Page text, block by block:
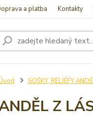
a platba Kontakty
SOŠKY, RELIÉFY
Z